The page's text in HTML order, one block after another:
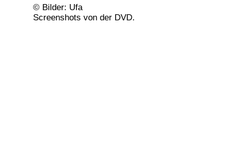
© Bilder: Ufa
Screenshots von der DVD.